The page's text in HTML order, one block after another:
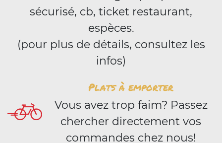
sécurisé, cb, ticket restaurant,
espèces.
(pour plus de détails, consultez les
infos)
Plats à emporter
Vous avez trop faim? Passez
chercher directement vos
commandes chez nous!